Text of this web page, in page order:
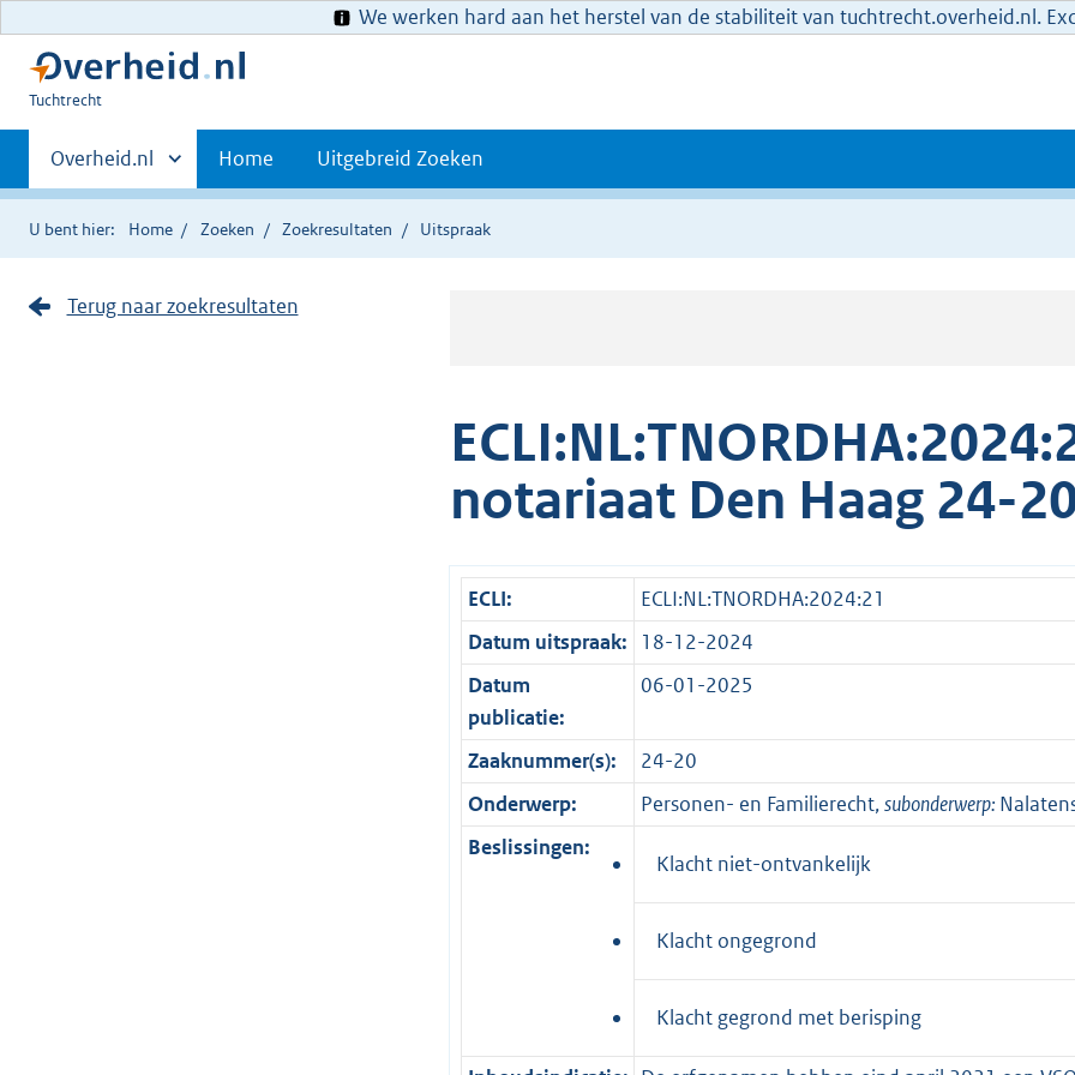
We werken hard aan het herstel van de stabiliteit van tuchtrecht.overheid.nl.
U
hier:
Tuchtrecht
Primaire
navigatie
Andere
sites
binnen
Overheid.nl Home Uitgebreid Zoeken
U bent hier: Home Zoeken Zoekresultaten Uitspraak
notariaat Den Haag 24-
ECLI:
ECLI:NL:TNORDHA:2024:21
Datum uitspraak:
18-12-2024
Datum
publicatie:
06-01-2025
Zaaknummer(s):
24-20
Onderwerp:
Personen- en Familierecht,subonderwerp:
Beslissingen:
Klacht niet-ontvankelijk
Klacht ongegrond
Klacht gegrond met berisping
Terug naar zoekresultaten